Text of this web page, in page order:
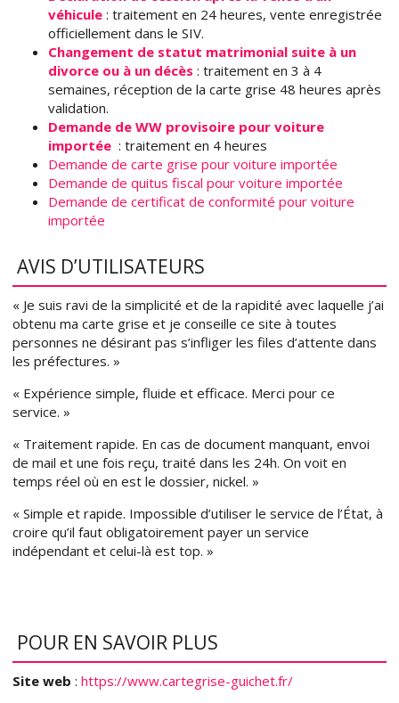
véhicule : traitement en 24 heures, vente enregistrée
officiellement dans le SIV.
Changement de statut matrimonial suite à un
divorce ou à un décès : traitement en 3 à 4
semaines, réception de la carte grise 48 heures après
validation.
Demande de WW provisoire pour voiture
importée : traitement en 4 heures
Demande de carte grise pour voiture importée
Demande de quitus fiscal pour voiture importée
Demande de certificat de conformité pour voiture
importée
AVIS D’UTILISATEURS
« Je suis ravi de la simplicité et de la rapidité avec laquelle j’ai
obtenu ma carte grise et je conseille ce site à toutes
personnes ne désirant pas s’infliger les files d’attente dans
les préfectures. »
« Expérience simple, fluide et efficace. Merci pour ce
service. »
« Traitement rapide. En cas de document manquant, envoi
de mail et une fois reçu, traité dans les 24h. On voit en
temps réel où en est le dossier, nickel. »
« Simple et rapide. Impossible d’utiliser le service de l’État, à
croire qu’il faut obligatoirement payer un service
indépendant et celui-là est top. »
POUR EN SAVOIR PLUS
Site web : https://www.cartegrise-guichet.fr/